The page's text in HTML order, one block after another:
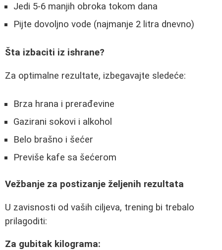
Jedi 5-6 manjih obroka tokom dana
Pijte dovoljno vode (najmanje 2 litra dnevno)
Šta izbaciti iz ishrane?
Za optimalne rezultate, izbegavajte sledeće:
Brza hrana i prerađevine
Gazirani sokovi i alkohol
Belo brašno i šećer
Previše kafe sa šećerom
Vežbanje za postizanje željenih rezultata
U zavisnosti od vaših ciljeva, trening bi trebalo
prilagoditi:
Za gubitak kilograma: